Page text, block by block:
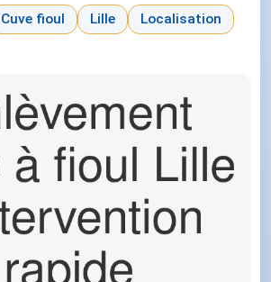
Cuve fioul Lille Localisation